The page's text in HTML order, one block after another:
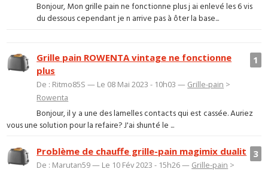
Bonjour, Mon grille pain ne fonctionne plus j ai enlevé les 6 vis
du dessous cependant je n arrive pas à ôter la base...
1
Grille pain ROWENTA vintage ne fonctionne
plus
De : Ritmo85S — Le 08 Mai 2023 - 10h03 — Grille-pain >
Rowenta
Bonjour, il y a une des lamelles contacts qui est cassée. Auriez
vous une solution pour la refaire? J'ai shunté le ...
3
Problème de chauffe grille-pain magimix dualit
De : Marutan59 — Le 10 Fév 2023 - 15h26 — Grille-pain >